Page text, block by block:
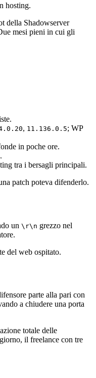
hosting.
della Shadowserver
mesi pieni in cui gli
, 11.136.0.5; WP
in poche ore.
tra i bersagli principali.
patch poteva difenderlo.
un \r\n grezzo nel
del web ospitato.
parte alla pari con
a chiudere una porta
totale delle
il freelance con tre